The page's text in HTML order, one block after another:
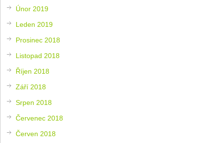
Únor 2019
Leden 2019
Prosinec 2018
Listopad 2018
Říjen 2018
Září 2018
Srpen 2018
Červenec 2018
Červen 2018